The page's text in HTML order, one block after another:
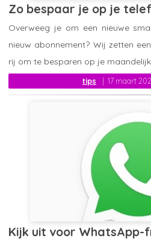
Zo bespaar je op je
tips 17 maart
Overweeg je om een nieuwe
nieuw abonnement? Wij zetten
rij om te besparen op je
Kijk uit voor WhatsApp-